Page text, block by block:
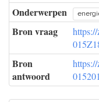
Onderwerpen
Bron vraag
Bron
antwoord